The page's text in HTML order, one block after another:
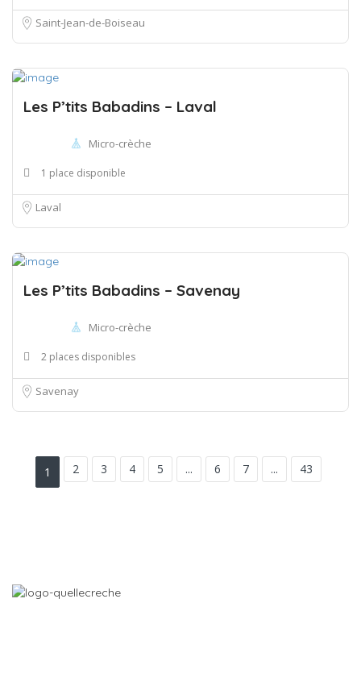
Saint-Jean-de-Boiseau
Les P’tits Babadins – Laval
Micro-crèche
1 place disponible
Laval
Les P’tits Babadins – Savenay
Micro-crèche
2 places disponibles
Savenay
1 2 3 4 5 ... 6 7 ... 43